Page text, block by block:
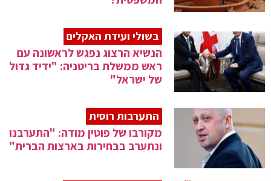
בשולי ועידת האקלים
הנשיא הרצוג נפגש לראשונה עם
ראש ממשלת בריטניה: "ידיד גדול
של ישראל"
התערבות רוסית
מקורבו של פוטין מודה: "התערבנו
ונתערב בבחירות בארצות הברית"